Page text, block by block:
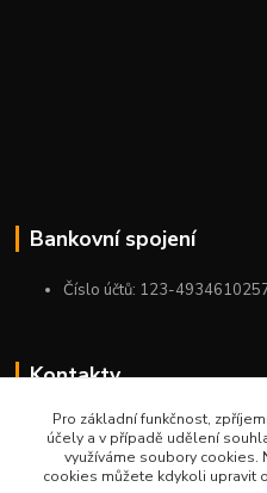
Bankovní spojení
Číslo účtů: 123-
Kontakty
+420 775 954 963
9:00-12:00-13:00-16:00
Pro základní funkčnost,
účely a v případě udělení
využíváme soubory cookies.
cookies můžete kdykoli upravit